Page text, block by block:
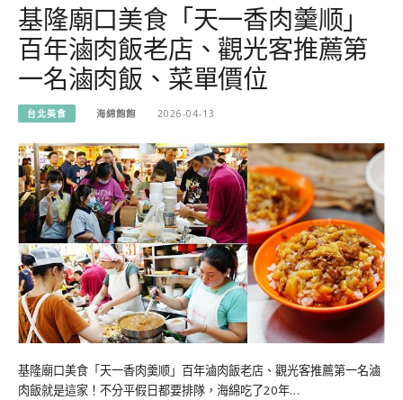
基隆廟口美食「天一香肉羹顺」
百年滷肉飯老店、觀光客推薦第
一名滷肉飯、菜單價位
台北美食 海綿飽飽 2026-04-13
基隆廟口美食「天一香肉羹顺」百年滷肉飯老店、觀光客推薦第一名滷
肉飯就是這家！不分平假日都要排隊，海綿吃了20年…